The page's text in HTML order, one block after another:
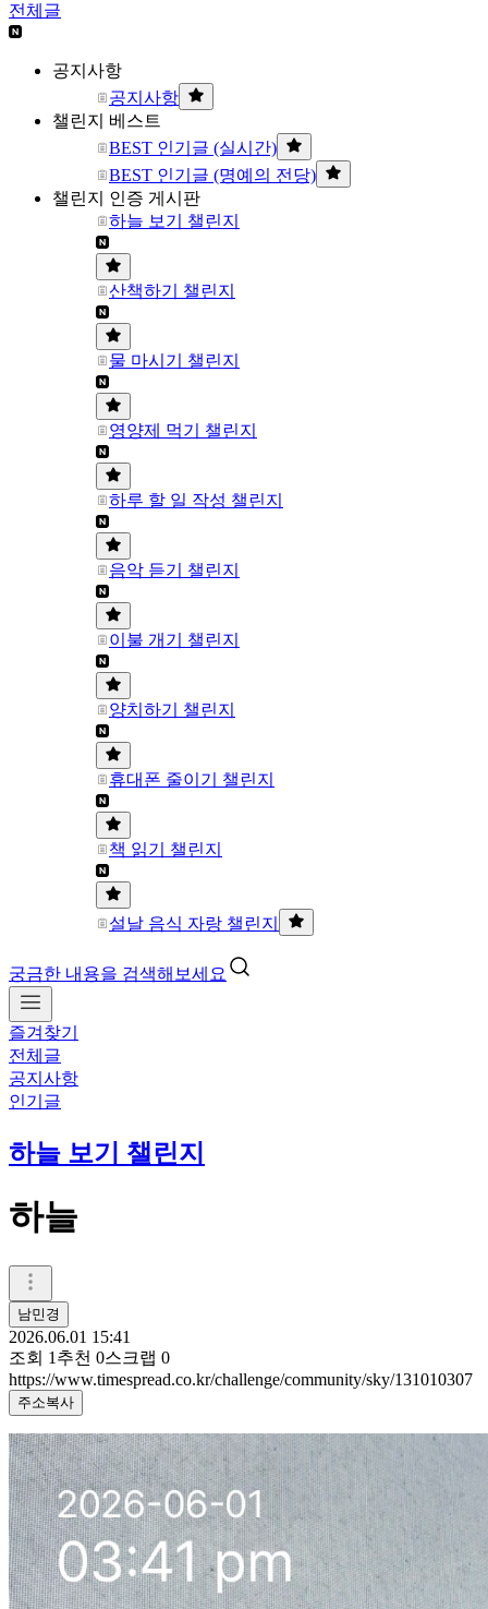
전체글
공지사항
공지사항
챌린지 베스트
BEST 인기글 (실시간)
BEST 인기글 (명예의 전당)
챌린지 인증 게시판
하늘 보기 챌린지
산책하기 챌린지
물 마시기 챌린지
영양제 먹기 챌린지
하루 할 일 작성 챌린지
음악 듣기 챌린지
이불 개기 챌린지
양치하기 챌린지
휴대폰 줄이기 챌린지
책 읽기 챌린지
설날 음식 자랑 챌린지
궁금한 내용을 검색해보세요
즐겨찾기
전체글
공지사항
인기글
하늘 보기 챌린지
하늘
남민경
2026.06.01 15:41
조회 1 추천 0스크랩 0
https://www.timespread.co.kr/challenge/community/sky/131010307
주소복사